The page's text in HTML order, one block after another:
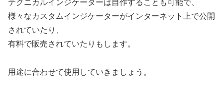
テクニカルインジケーターは自作することも可能で、
様々なカスタムインジケーターがインターネット上で公開
されていたり、
有料で販売されていたりもします。
用途に合わせて使用していきましょう。